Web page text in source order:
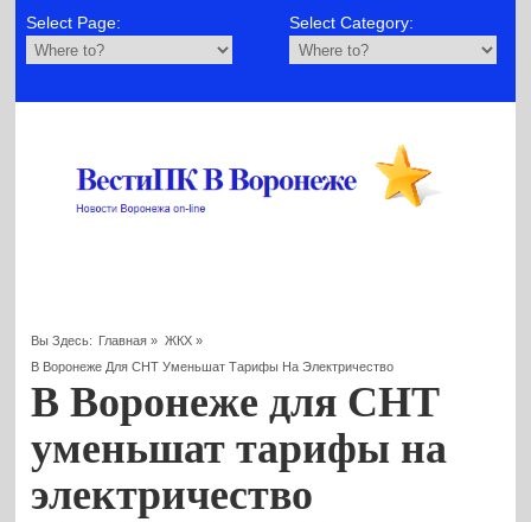
Select Page: Select Category:
Вы Здесь: Главная » ЖКХ»
В Воронеже Для СНТ Уменьшат Тарифы На Электричество
В Воронеже для СНТ
уменьшат тарифы на
электричество